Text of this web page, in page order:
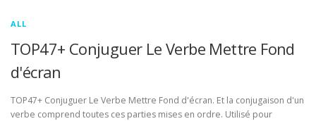
ALL
TOP47+ Conjuguer Le Verbe Mettre Fond
d'écran
TOP47+ Conjuguer Le Verbe Mettre Fond d'écran. Et la conjugaison d'un
verbe comprend toutes ces parties mises en ordre. Utilisé pour